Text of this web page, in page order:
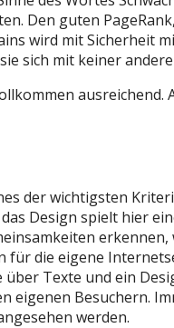
Den guten
wird mit Sicherheit
sich mit keiner
ausreichend.
der wichtigsten
Design spielt hier
für die eigene
Texte und ein
eigenen Besuchern.
werden.